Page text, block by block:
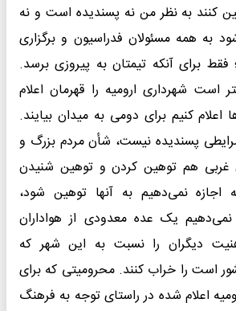
کنند به نظر من نه پسندیده است و نه
به همه مسئولان فدراسیون و برگزاری
فقط برای آنکه تیمتان به پیروزی برسد.
است شهرداری ارومیه را قهرمان اعلام
اعلام کنیم برای دومی به میدان بیایند.
پسندیده نیست، شأن مردم بزرگ و
غربی هم توهین کردن و توهین شنیدن
نمی‌دهیم به آنها توهین شود،
یک عده معدودی از هواداران
دیگران را نسبت به این شهر که
است را خراب کنند. محرومیتی که برای
اعلام شده در راستای توجه به فرهنگ